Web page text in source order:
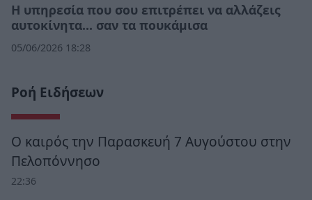
Η υπηρεσία που σου επιτρέπει να αλλάζεις
αυτοκίνητα... σαν τα πουκάμισα
05/06/2026 18:28
Ροή Ειδήσεων
Ο καιρός την Παρασκευή 7 Αυγούστου στην
Πελοπόννησο
22:36